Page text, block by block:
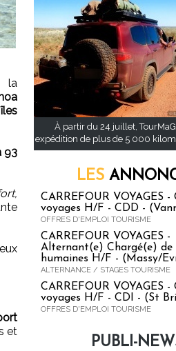
la
93
et
À partir du 24 juillet,
expédition de plus de 5 000
LES
CARREFOUR VOYAGES -
voyages H/F - CDD -
OFFRES D'EMPLOI TOURISME
CARREFOUR VOYAGES -
Alternant(e) Chargé(e) de
humaines H/F - (Massy/
ALTERNANCE / STAGES TOURISME
CARREFOUR VOYAGES -
voyages H/F - CDI - (St
OFFRES D'EMPLOI TOURISME
PUBLI-